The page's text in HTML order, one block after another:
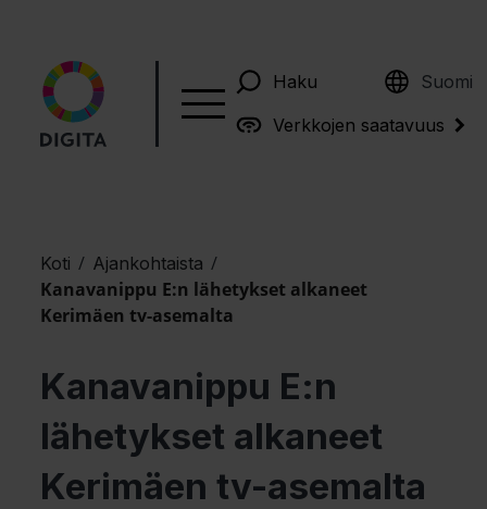
Haku Suomi
English
Verkkojen saatavuus
Koti / Ajankohtaista /
Kanavanippu E:n lähetykset alkaneet
Kerimäen tv-asemalta
Kanavanippu E:n
lähetykset alkaneet
Kerimäen tv-asemalta